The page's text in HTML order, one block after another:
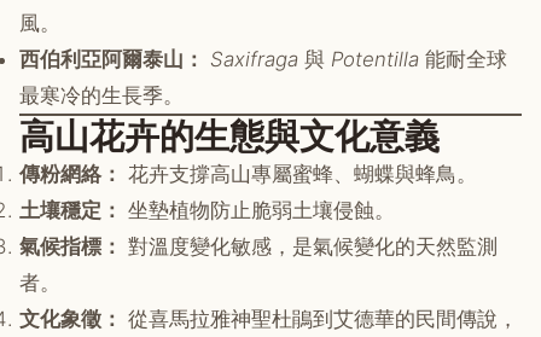
風。
西伯利亞阿爾泰山： Saxifraga 與 Potentilla 能耐全球
最寒冷的生長季。
高山花卉的生態與文化意義
傳粉網絡： 花卉支撐高山專屬蜜蜂、蝴蝶與蜂鳥。
土壤穩定： 坐墊植物防止脆弱土壤侵蝕。
氣候指標： 對溫度變化敏感，是氣候變化的天然監測
者。
文化象徵： 從喜馬拉雅神聖杜鵑到艾德華的民間傳說，